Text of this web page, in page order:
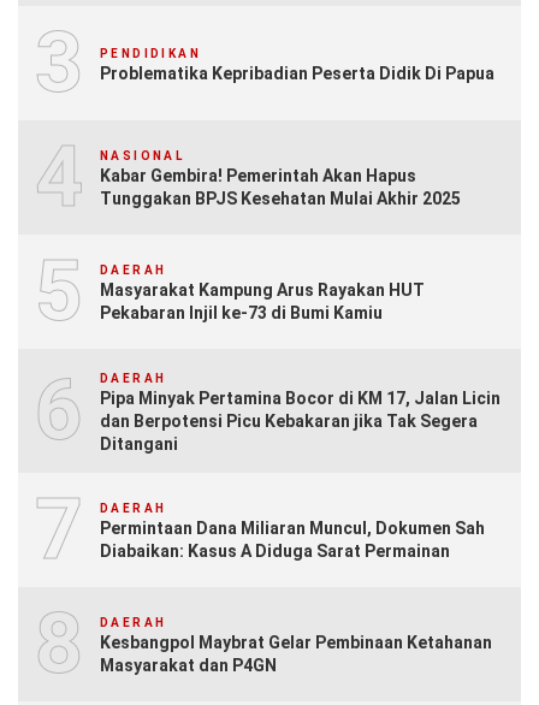
3 PENDIDIKAN
Problematika Kepribadian Peserta Didik Di Papua
4 NASIONAL
Kabar Gembira! Pemerintah Akan Hapus
Tunggakan BPJS Kesehatan Mulai Akhir 2025
5 DAERAH
Masyarakat Kampung Arus Rayakan HUT
Pekabaran Injil ke-73 di Bumi Kamiu
6 DAERAH
Pipa Minyak Pertamina Bocor di KM 17, Jalan Licin
dan Berpotensi Picu Kebakaran jika Tak Segera
Ditangani
7 DAERAH
Permintaan Dana Miliaran Muncul, Dokumen Sah
Diabaikan: Kasus A Diduga Sarat Permainan
8 DAERAH
Kesbangpol Maybrat Gelar Pembinaan Ketahanan
Masyarakat dan P4GN